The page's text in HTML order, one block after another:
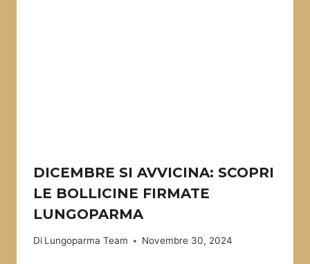
DICEMBRE SI AVVICINA: SCOPRI
LE BOLLICINE FIRMATE
LUNGOPARMA
Di Lungoparma Team Novembre 30, 2024